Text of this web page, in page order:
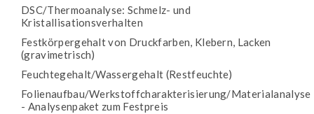
DSC/Thermoanalyse: Schmelz- und
Kristallisationsverhalten
Festkörpergehalt von Druckfarben, Klebern, Lacken
(gravimetrisch)
Feuchtegehalt/Wassergehalt (Restfeuchte)
Folienaufbau/Werkstoffcharakterisierung/Materialanalyse
- Analysenpaket zum Festpreis